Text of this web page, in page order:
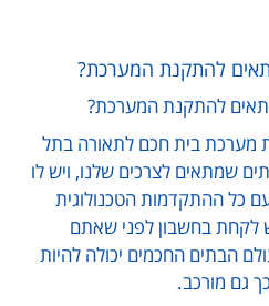
להתקנת המערכת?
להתקנת המערכת?
מערכת בית חכם לתאורה בתל
שמתאים לצרכים שלנו, ויש לו
כל ההתקדמות הטכנולוגית
לקחת בחשבון לפני שאתם
הבתים החכמים יכולה להיות
גם מורכב.